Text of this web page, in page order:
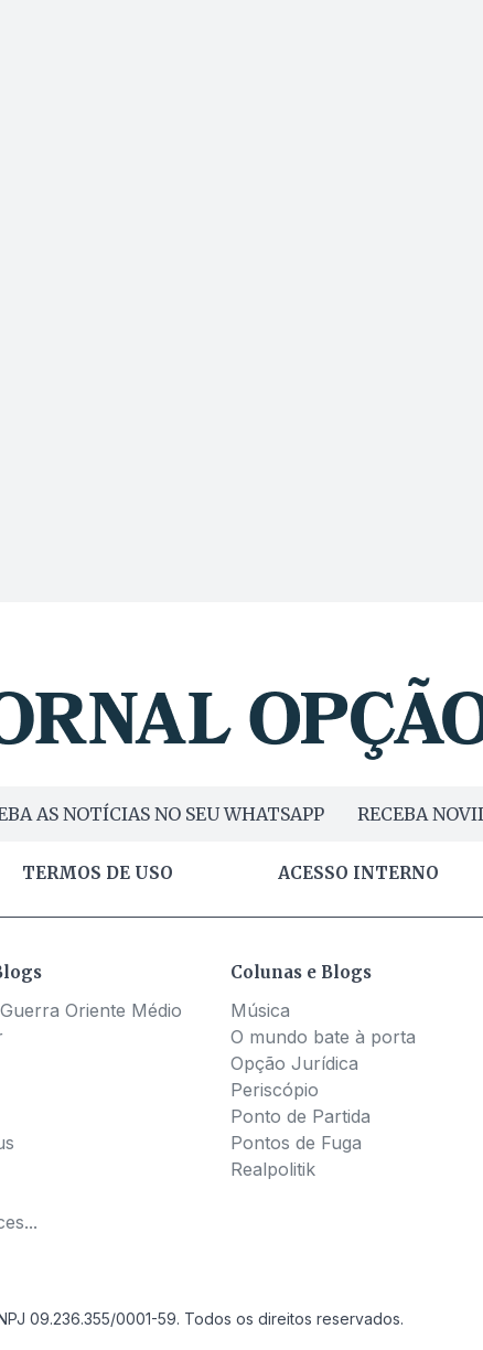
AS NOTÍCIAS NO SEU WHATSAPP RECEBA
TERMOS DE USO ACESSO INTERNO
Oriente Médio
Colunas e Blogs
Música
O mundo bate à porta
Opção Jurídica
Periscópio
Ponto de Partida
Pontos de Fuga
Realpolitik
09.236.355/0001-59. Todos os direitos reservados.